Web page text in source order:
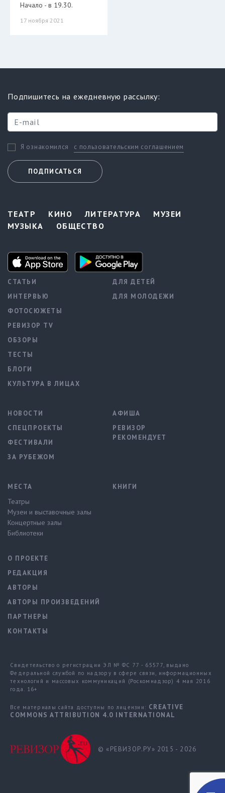
Начало - в 19.30.
17 ноября 2021
Подпишитесь на ежедневную рассылку:
Я ознакомился с пользовательским соглашением
ПОДПИСАТЬСЯ
ТЕАТР КИНО ЛИТЕРАТУРА
МУЗЕИ
МУЗЫКА
ОБЩЕСТВО
СТАТЬИ
ИНТЕРВЬЮ
ФОТОСЮЖЕТЫ
РЕВИЗОР TV
ОБЗОРЫ
ТЕСТЫ
БЛОГИ
КУЛЬТУРА В ЛИЦАХ
ДЛЯ ДЕТЕЙ
ДЛЯ МОЛОДЕЖИ
НОВОСТИ
СПЕЦПРОЕКТЫ
ФЕСТИВАЛИ
ЗА РУБЕЖОМ
АФИША
РЕВИЗОР
РЕКОМЕНДУЕТ
МЕСТА
Театры
Музеи и выставочные залы
Концертные залы
Библиотеки
КНИГИ
О ПРОЕКТЕ
РЕДАКЦИЯ
АВТОРЫ
АВТОРЫ ПРОИЗВЕДЕНИЙ
ПАРТНЕРЫ
КОНТАКТЫ
Свидетельство о регистрации ЭЛ № ФС 77 - 65577, выдано
Федеральной службой по надзору в сфере связи, информационных
технологий и массовых коммуникаций (Роскомнадзор) 4 мая 2016
года. 16+
Все материалы сайта доступны по лицензии: CREATIVE
COMMONS ATTRIBUTION 4.0 INTERNATIONAL
© «РЕВИЗОР.РУ» 2015 - 2026